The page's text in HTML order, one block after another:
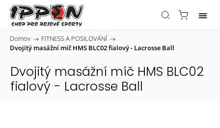
Domov / FITNESS A POSILOVÁNÍ /
Dvojitý masážní míč HMS BLC02 fialový - Lacrosse Ball
Dvojitý masážní míč HMS BLC02
fialový - Lacrosse Ball